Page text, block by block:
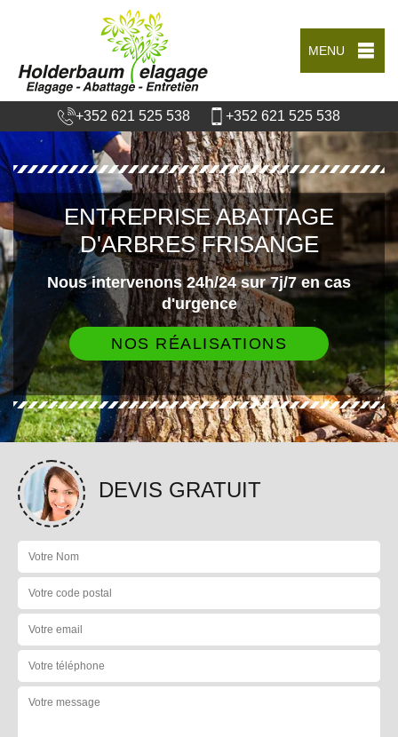
MENU
+352 621 525 538 +352 621 525 538
ENTREPRISE ABATTAGE
D'ARBRES FRISANGE
Nous intervenons 24h/24 sur 7j/7 en cas
d'urgence
NOS RÉALISATIONS
DEVIS GRATUIT